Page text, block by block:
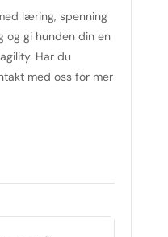
læring, spenning
og gi hunden din en
Har du
med oss for mer